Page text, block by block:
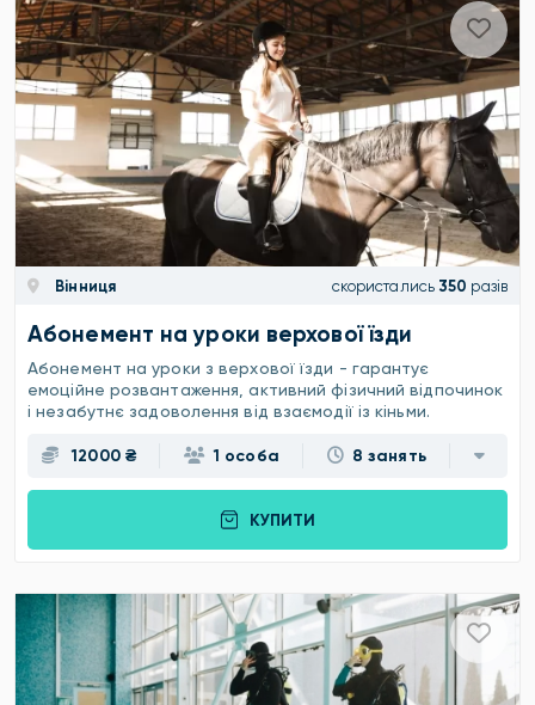
Вінниця скористались 350 разів
Абонемент на уроки верхової їзди
Абонемент на уроки з верхової їзди - гарантує
емоційне розвантаження, активний фізичний відпочинок
і незабутнє задоволення від взаємодії із кіньми.
12000 ₴ 1 особа 8 занять
КУПИТИ